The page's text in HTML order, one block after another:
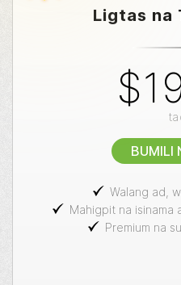
Ligtas na
BUMILI
Walang ad,
Mahigpit na isinama
Premium na